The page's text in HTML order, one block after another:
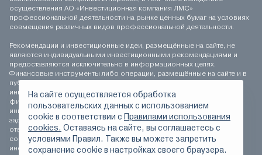
осуществления АО «Инвестиционная компания ЛМС»
профессиональной деятельности на рынке ценных бумаг на условиях
совмещения различных видов профессиональной деятельности.
Рекомендации и инвестиционные идеи, размещённые на сайте, не
являются индивидуальными инвестиционными рекомендациями и
предоставляются исключительно в информационных целях.
Финансовые инструменты либо операции, размещённые на сайте и в
публикуемых материалах, могут не соответствовать вашему
инвестиционному профилю. Определение соответствия
финансового инструмента либо операции инвестиционным целям,
инвестиционному горизонту и толерантности к риску является
задачей инвестора. АО «Инвестиционная компания ЛМС» не несёт
ответственности за возможные убытки инвестора в случае
совершения операций, либо инвестирования в финансовые
инструменты, упомянутые на сайте и в публикуемых материалах.
На сайте осуществляется обработка
пользовательских данных с использованием
сookie в соответствии с Правилами использования
cookies. Оставаясь на сайте, вы соглашаетесь с
условиями Правил. Также вы можете запретить
сохранение сookie в настройках своего браузера.